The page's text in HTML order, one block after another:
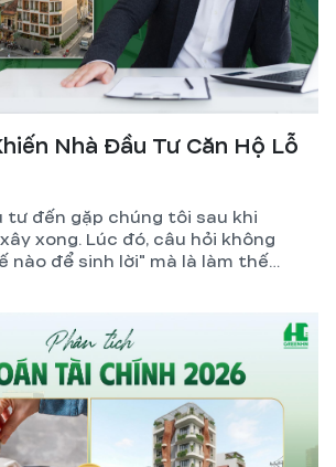
Nhà Đầu Tư Căn Hộ Lỗ
tư đến gặp chúng tôi sau khi
xong. Lúc đó, câu hỏi không
nào để sinh lời" mà là làm thế